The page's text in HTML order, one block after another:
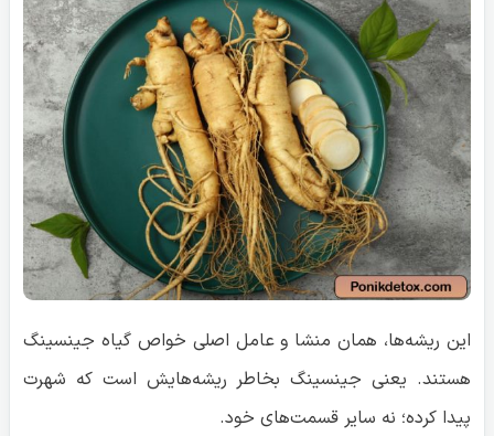
این ریشه‌ها، همان منشا و عامل اصلی خواص گیاه جینسینگ
هستند. یعنی جینسینگ بخاطر ریشه‌هایش است که شهرت
پیدا کرده؛ نه سایر قسمت‌های خود.